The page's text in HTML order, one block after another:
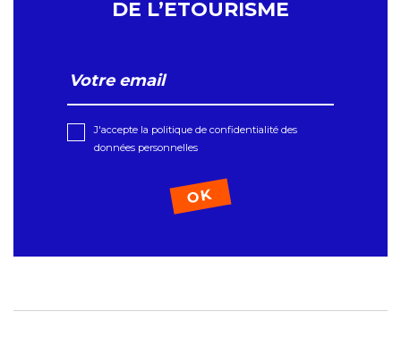
DE L’ETOURISME
J'accepte la politique de confidentialité des
données personnelles